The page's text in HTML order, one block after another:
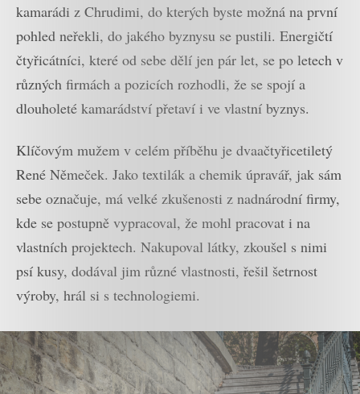
kamarádi z Chrudimi, do kterých byste možná na první
pohled neřekli, do jakého byznysu se pustili. Energičtí
čtyřicátníci, které od sebe dělí jen pár let, se po letech v
různých firmách a pozicích rozhodli, že se spojí a
dlouholeté kamarádství přetaví i ve vlastní byznys.
Klíčovým mužem v celém příběhu je dvaačtyřicetiletý
René Němeček. Jako textilák a chemik úpravář, jak sám
sebe označuje, má velké zkušenosti z nadnárodní firmy,
kde se postupně vypracoval, že mohl pracovat i na
vlastních projektech. Nakupoval látky, zkoušel s nimi
psí kusy, dodával jim různé vlastnosti, řešil šetrnost
výroby, hrál si s technologiemi.